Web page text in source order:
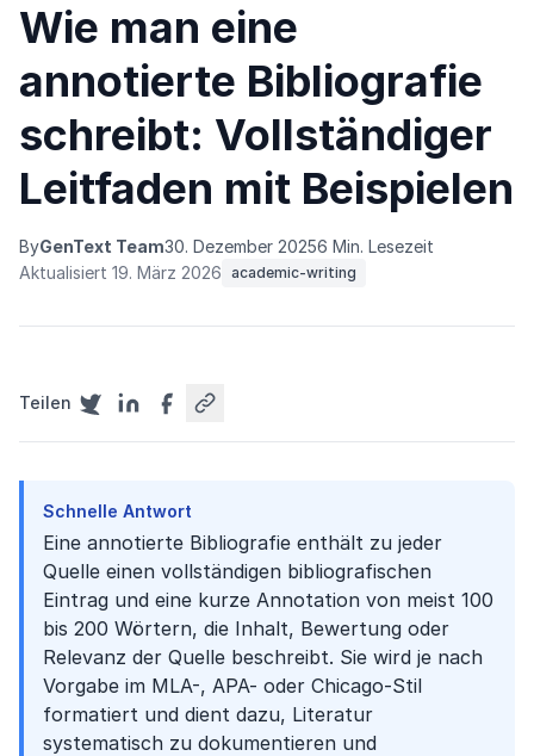
Wie man eine
annotierte Bibliografie
schreibt: Vollständiger
Leitfaden mit Beispielen
ByGenText Team30. Dezember 20256 Min. Lesezeit
Aktualisiert 19. März 2026 academic-writing
Teilen
Schnelle Antwort
Eine annotierte Bibliografie enthält zu jeder
Quelle einen vollständigen bibliografischen
Eintrag und eine kurze Annotation von meist 100
bis 200 Wörtern, die Inhalt, Bewertung oder
Relevanz der Quelle beschreibt. Sie wird je nach
Vorgabe im MLA-, APA- oder Chicago-Stil
formatiert und dient dazu, Literatur
systematisch zu dokumentieren und